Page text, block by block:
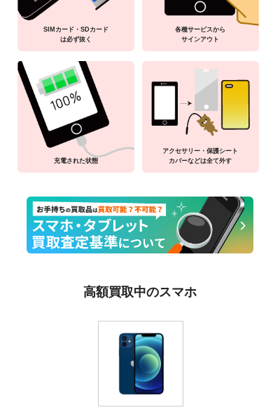
SIMカード・SDカード
は必ず抜く
各種サービスから
サインアウト
充電された状態
アクセサリー・保護シート
カバーなどは全て外す
高額買取中のスマホ